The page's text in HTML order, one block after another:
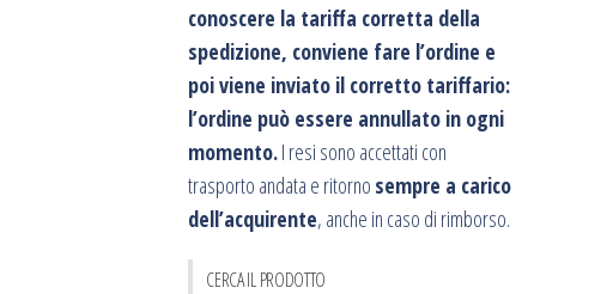
conoscere la tariffa corretta della
spedizione, conviene fare l’ordine e
poi viene inviato il corretto tariffario:
l’ordine può essere annullato in ogni
momento.I resi sono accettati con
trasporto andata e ritorno sempre a carico
dell’acquirente, anche in caso di rimborso.
CERCA IL PRODOTTO